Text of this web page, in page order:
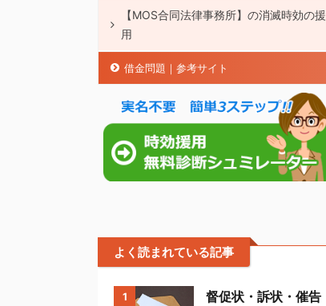
【MOS合同法律事務所】の消滅時効の援
用
借金問題｜参考サイト
よく読まれている記事
1
督促状・訴状・催告